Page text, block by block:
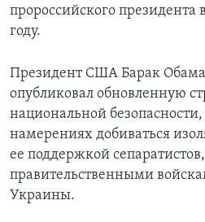
пророссийского
году.
Президент США Барак Обама
опубликовал обновленную
национальной
намерениях добиваться
ее поддержкой
правительственными
Украины.